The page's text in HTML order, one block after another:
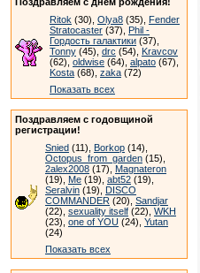
Ritok (30), Olya8 (35), Fender
Stratocaster (37), Phil -
Гордость галактики (37),
Tonny (45), drc (54), Kravcov
(62), oldwise (64), alpato (67),
Kosta (68), zaka (72)
Показать всех
Поздравляем с годовщиной
регистрации!
Snied (11), Borkop (14),
Octopus_from_garden (15),
2alex2008 (17), Magnateron
(19), Me (19), abt52 (19),
Seralvin (19), DISCO
COMMANDER (20), Sandjar
(22), sexuality itself (22), WKH
(23), one of YOU (24), Yutan
(24)
Показать всех